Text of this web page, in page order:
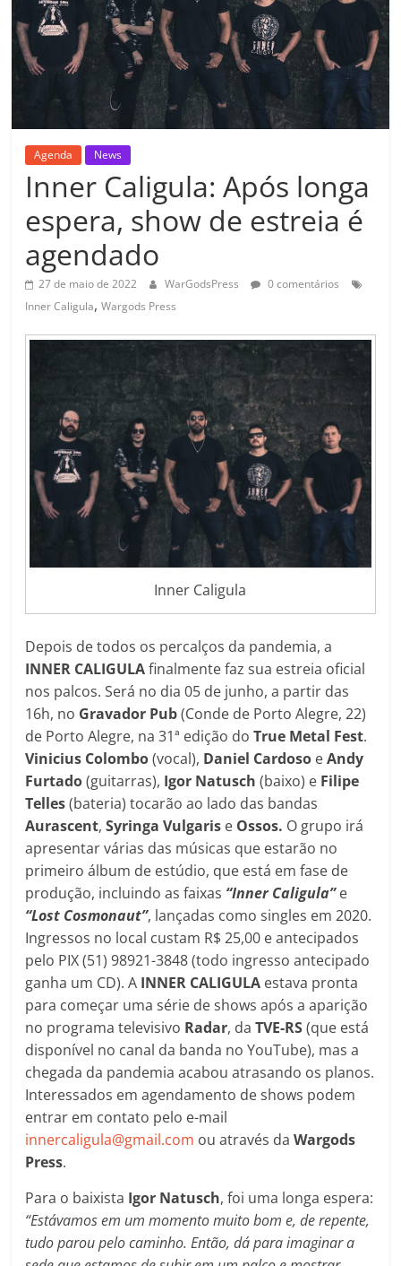
Agenda News
Inner Caligula: Após longa
espera, show de estreia é
agendado
27 de maio de 2022 WarGodsPress
0 comentários
Inner Caligula,Wargods Press
Inner Caligula
Depois de todos os percalços da pandemia, a
INNER CALIGULAfinalmente faz sua estreia oficial
nos palcos. Será no dia 05 de junho, a partir das
16h, no Gravador Pub(Conde de Porto Alegre, 22)
de Porto Alegre, na 31ª edição doTrue Metal Fest.
Vinicius Colombo(vocal), Daniel Cardoso eAndy
Furtado(guitarras), Igor Natusch (baixo) e Filipe
Telles(bateria) tocarão ao lado das bandas
Aurascent,Syringa Vulgaris e Ossos. O grupo irá
apresentar várias das músicas que estarão no
primeiro álbum de estúdio, que está em fase de
produção, incluindo as faixas “Inner Caligula”e
“Lost Cosmonaut”, lançadas como singles em 2020.
Ingressos no local custam R$ 25,00 e antecipados
pelo PIX (51) 98921-3848 (todo ingresso antecipado
ganha um CD). A INNER CALIGULA estava pronta
para começar uma série de shows após a aparição
no programa televisivo Radar, daTVE-RS(que está
disponível no canal da banda no YouTube), mas a
chegada da pandemia acabou atrasando os planos.
Interessados em agendamento de shows podem
entrar em contato pelo e-mail
innercaligula@gmail.com ou através daWargods
Press.
Para o baixista Igor Natusch, foi uma longa espera:
“Estávamos em um momento muito bom e, de repente,
tudo parou pelo caminho. Então, dá para imaginar a